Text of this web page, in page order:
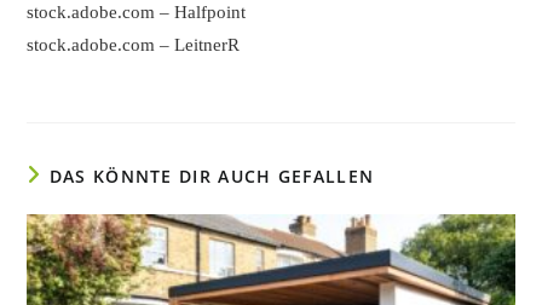
stock.adobe.com – Halfpoint
stock.adobe.com – LeitnerR
DAS KÖNNTE DIR AUCH GEFALLEN